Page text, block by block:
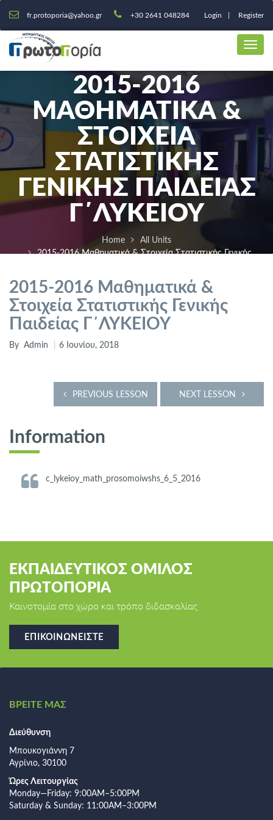
fr.protoporia@yahoo.gr +30 2641 048284 Login Register
2015-2016
ΜΑΘΗΜΑΤΙΚΆ &
ΣΤΟΙΧΕΊΑ
ΣΤΑΤΙΣΤΙΚΉΣ
ΓΕΝΙΚΉΣ ΠΑΙΔΕΊΑΣ
Γ΄ΛΥΚΕΙΟΥ
Home
All Units
2015-2016 Μαθηματικά & Στοιχεία Στατιστικής Γενικής
2015-2016 Μαθηματικά &
Στοιχεία Στατιστικής Γενικής
Παιδείας Γ΄ΛΥΚΕΙΟΥ
By Admin 6 Ιουνίου, 2018
NEXT LESSON
PREVIOUS LESSON
Information
c_lykeioy_math_prosomoiwshs_6_5_2016
ΕΚΠΑΙΔΕΥΤΙΚΟΣ ΟΜΙΛΟΣ
ΠΡΩΤΟΠΟΡΙΑ
Καινοτομία στο χώρο και τρόπο διδασκαλίας
ΕΠΙΚΟΙΝΩΝΕΊΣΤΕ
ΒΡΕΙΤΕ ΜΑΣ
Διεύθυνση
Μπουκογιάννη 7
Αγρίνιο, 30100
Ώρες Λειτουργίας
Monday—Friday: 9:00AM–5:00PM
Saturday & Sunday: 11:00AM–3:00PM